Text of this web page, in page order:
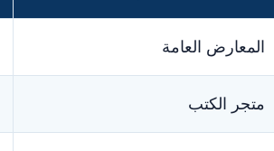
المعارض العامة
متجر الكتب